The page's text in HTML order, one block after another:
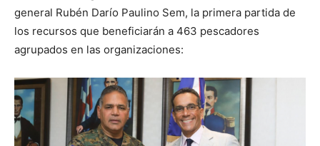
general Rubén Darío Paulino Sem, la primera partida de
los recursos que beneficiarán a 463 pescadores
agrupados en las organizaciones: